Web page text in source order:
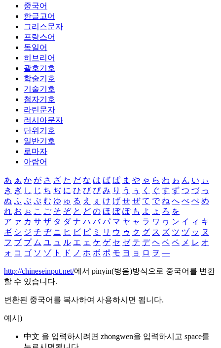
중국어
한글고어
그리스문자
프랑스어
독일어
히브리어
괄호기호
학술기호
기술기호
첨자기호
라틴문자
러시아문자
단위기호
일반기호
로마자
아랍어
あ ぁ か が さ ざ た だ な は ば ぱ ま や ゃ ら わ ゎ ん い ぃ
き ぎ し じ ち ぢ に ひ び ぴ み り う ぅ く ぐ す ず つ づ っ
ぬ ふ ぶ ぷ む ゆ ゅ る え ぇ け げ せ ぜ て で ね へ べ ぺ め
れ お ぉ こ ご そ ぞ と ど の ほ ぼ ぽ も よ ょ ろ を
ア ァ カ サ ザ タ ダ ナ ハ バ パ マ ヤ ャ ラ ワ ヮ ン イ ィ キ
ギ シ ジ チ ヂ ニ ヒ ビ ピ ミ リ ウ ゥ ク グ ス ズ ツ ヅ ッ ヌ
フ ブ プ ム ユ ュ ル エ ェ ケ ゲ セ ゼ テ デ ヘ ベ ペ メ レ オ
ォ コ ゴ ソ ゾ ト ド ノ ホ ボ ポ モ ヨ ョ ロ ヲ ―
http://chineseinput.net/에서 pinyin(병음)방식으로 중국어를 변환
할 수 있습니다.
변환된 중국어를 복사하여 사용하시면 됩니다.
예시)
中文 을 입력하시려면 zhongwen을 입력하시고 space를